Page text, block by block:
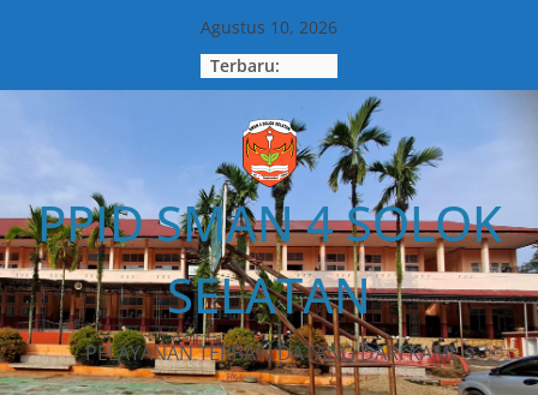
Agustus 10, 2026
Terbaru:
PPID SMAN 4 SOLOK
SELATAN
PELAYANAN TERBAIK DATANG DARI KAMI